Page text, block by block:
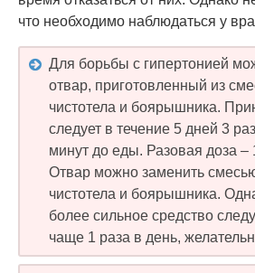
что необходимо наблюдаться у
Для борьбы с гипертонией
отвар, приготовленный из
чистотела и боярышника.
следует в течение 5 дней 3
минут до еды. Разовая доза –
Отвар можно заменить
чистотела и боярышника.
более сильное средство
чаще 1 раза в день,